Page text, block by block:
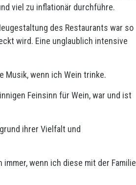
viel zu inflationär durchführe.
des Restaurants war so
wird. Eine unglaublich intensive
Musik, wenn ich Wein trinke.
Feinsinn für Wein, war und ist
ihrer Vielfalt und
wenn ich diese mit der Familie